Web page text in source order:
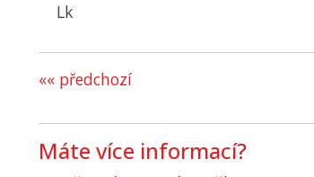
Lk
«« předchozí
Máte více informací?